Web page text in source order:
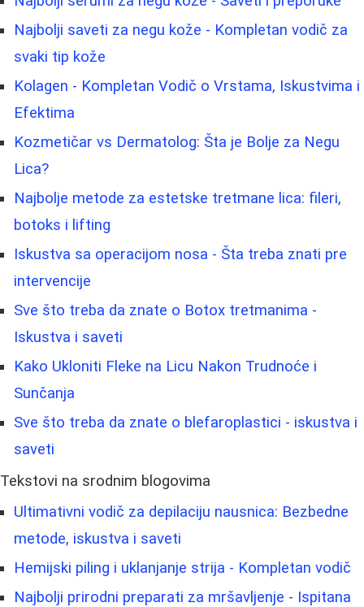
Najbolji saveti za negu kože - Kompletan vodič za
svaki tip kože
Kolagen - Kompletan Vodič o Vrstama, Iskustvima i
Efektima
Kozmetičar vs Dermatolog: Šta je Bolje za Negu
Lica?
Najbolje metode za estetske tretmane lica: fileri,
botoks i lifting
Iskustva sa operacijom nosa - Šta treba znati pre
intervencije
Sve što treba da znate o Botox tretmanima -
Iskustva i saveti
Kako Ukloniti Fleke na Licu Nakon Trudnoće i
Sunčanja
Sve što treba da znate o blefaroplastici - iskustva i
saveti
Tekstovi na srodnim blogovima
Ultimativni vodič za depilaciju nausnica: Bezbedne
metode, iskustva i saveti
Hemijski piling i uklanjanje strija - Kompletan vodič
Najbolji prirodni preparati za mršavljenje - Ispitana